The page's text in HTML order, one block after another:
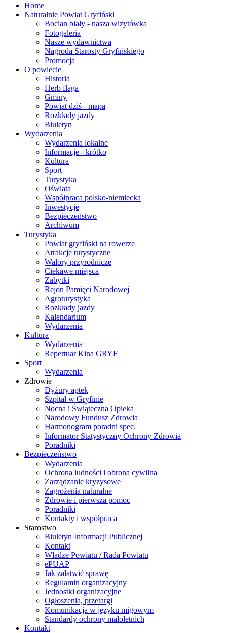
Home
Naturalnie Powiat Gryfiński
Bocian biały - nasza wizytówka
Fotogaleria
Nasze wydawnictwa
Nagroda Starosty Gryfińskiego
Promocja
O powiecie
Historia
Herb flaga
Gminy
Powiat dziś - mapa
Rozkłady jazdy
Biuletyn
Wydarzenia
Wydarzenia lokalne
Informacje - krótko
Kultura
Sport
Turystyka
Oświata
Współpraca polsko-niemiecka
Inwestycje
Bezpieczeństwo
Archiwum
Turystyka
Powiat gryfiński na rowerze
Atrakcje turystyczne
Walory przyrodnicze
Ciekawe miejsca
Zabytki
Rejon Pamięci Narodowej
Agroturystyka
Rozkłady jazdy
Kalendarium
Wydarzenia
Kultura
Wydarzenia
Repertuar Kina GRYF
Sport
Wydarzenia
Zdrowie
Dyżury aptek
Szpital w Gryfinie
Nocna i Świąteczna Opieka
Narodowy Fundusz Zdrowia
Harmonogram poradni spec.
Informator Statystyczny Ochrony Zdrowia
Poradniki
Bezpieczeństwo
Wydarzenia
Ochrona ludności i obrona cywilna
Zarządzanie kryzysowe
Zagrożenia naturalne
Zdrowie i pierwsza pomoc
Poradniki
Kontakty i współpraca
Starostwo
Biuletyn Informacji Publicznej
Kontakt
Władze Powiatu / Rada Powiatu
ePUAP
Jak załatwić sprawę
Regulamin organizacyjny
Jednostki organizacyjne
Ogłoszenia, przetargi
Komunikacja w języku migowym
Standardy ochrony małoletnich
Kontakt